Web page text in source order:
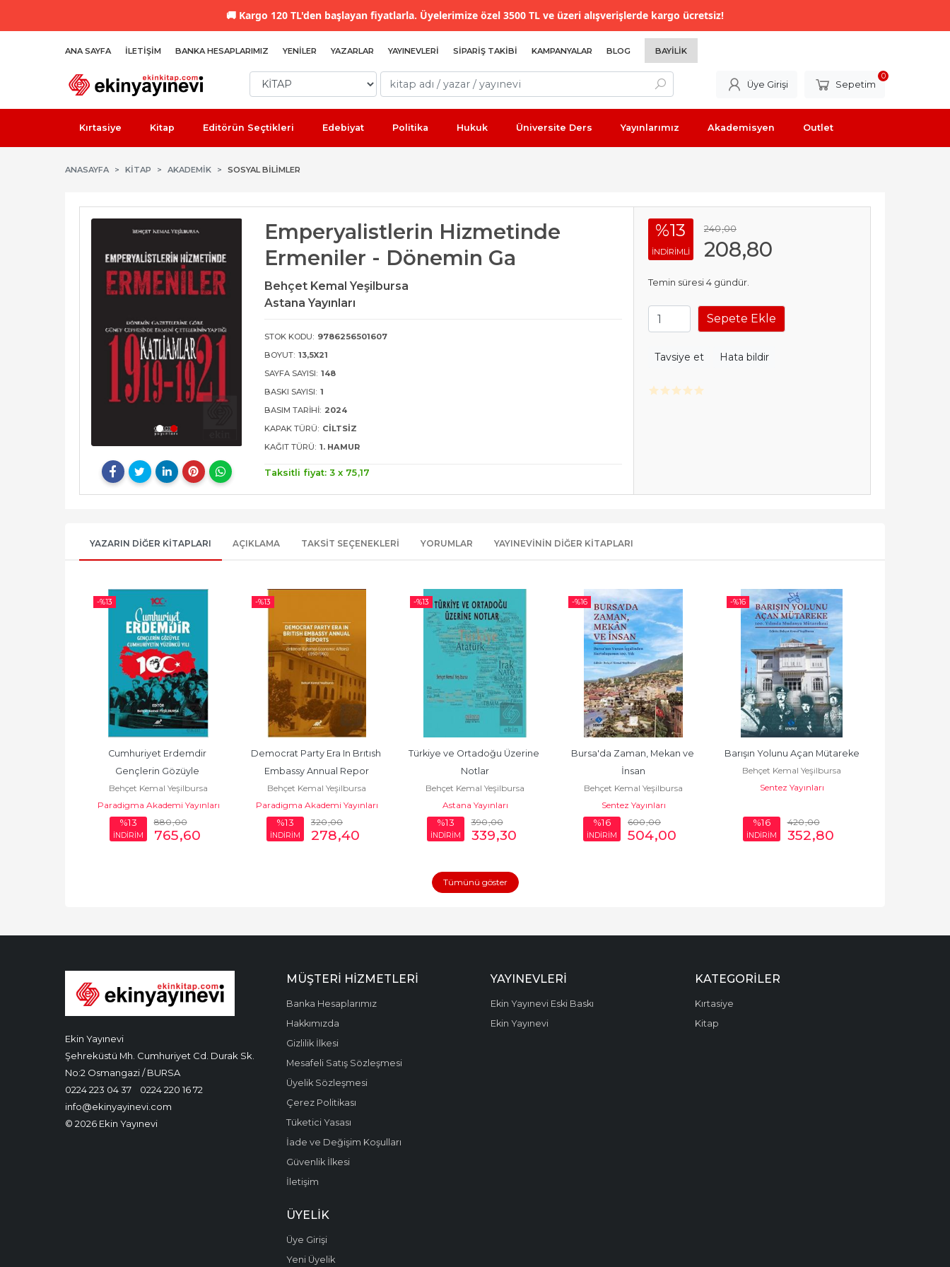
🚚 Kargo 120 TL'den başlayan fiyatlarla. Üyelerimize özel 3500 TL ve üzeri alışverişlerde kargo ücretsiz!
ANA SAYFA İLETIŞIM BANKA HESAPLARIMIZ YENILER YAZARLAR YAYINEVLERI SIPARIŞ TAKIBI KAMPANYALAR BLOG BAYILIK
Üye Girişi Sepetim
0
Kırtasiye Kitap Editörün Seçtikleri Edebiyat Politika Hukuk Üniversite Ders Yayınlarımız Akademisyen Outlet
ANASAYFA KİTAP AKADEMIK SOSYAL BILIMLER
Emperyalistlerin Hizmetinde
Ermeniler - Dönemin Ga
Behçet Kemal Yeşilbursa
Astana Yayınları
STOK KODU: 9786256501607
BOYUT: 13,5X21
SAYFA SAYISI: 148
BASKI SAYISI: 1
BASIM TARIHI: 2024
KAPAK TÜRÜ: CILTSIZ
KAĞIT TÜRÜ: 1. HAMUR
Taksitli fiyat: 3 x 75,17
%13
INDIRIMLI
240,00
208,80
Temin süresi 4 gündür.
Sepete Ekle
Tavsiye et Hata bildir
YAZARIN DIĞER KITAPLARI AÇIKLAMA TAKSIT SEÇENEKLERI YORUMLAR YAYINEVININ DIĞER KITAPLARI
-%13
Cumhuriyet Erdemdir
Gençlerin Gözüyle
Cumhuriyetin
Behçet Kemal Yeşilbursa
Paradigma Akademi Yayınları
%13
İNDİRİM
880,00
765,60
-%13
Democrat Party Era In Brıtısh
Embassy Annual Repor
Behçet Kemal Yeşilbursa
Paradigma Akademi Yayınları
%13
İNDİRİM
320,00
278,40
-%13
Türkiye ve Ortadoğu Üzerine
Notlar
Behçet Kemal Yeşilbursa
Astana Yayınları
%13
İNDİRİM
390,00
339,30
-%16
Bursa'da Zaman, Mekan ve
İnsan
Behçet Kemal Yeşilbursa
Sentez Yayınları
%16
İNDİRİM
600,00
504,00
-%16
Barışın Yolunu Açan Mütareke
Behçet Kemal Yeşilbursa
Sentez Yayınları
%16
İNDİRİM
420,00
352,80
Tümünü göster
Ekin Yayınevi
Şehreküstü Mh. Cumhuriyet Cd. Durak Sk.
No:2 Osmangazi / BURSA
0224 223 04 37
0224 220 16 72
info@ekinyayinevi.com
© 2026 Ekin Yayınevi
MÜŞTERI HIZMETLERI
Banka Hesaplarımız
Hakkımızda
Gizlilik İlkesi
Mesafeli Satış Sözleşmesi
Üyelik Sözleşmesi
Çerez Politikası
Tüketici Yasası
İade ve Değişim Koşulları
Güvenlik İlkesi
İletişim
YAYINEVLERI
Ekin Yayınevi Eski Baskı
Ekin Yayınevi
KATEGORILER
Kırtasiye
Kitap
ÜYELIK
Üye Girişi
Yeni Üyelik